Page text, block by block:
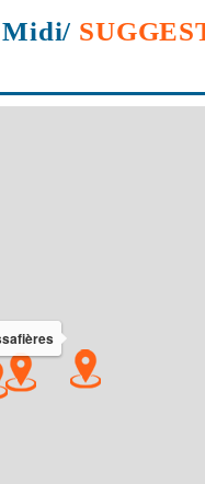
Midi/